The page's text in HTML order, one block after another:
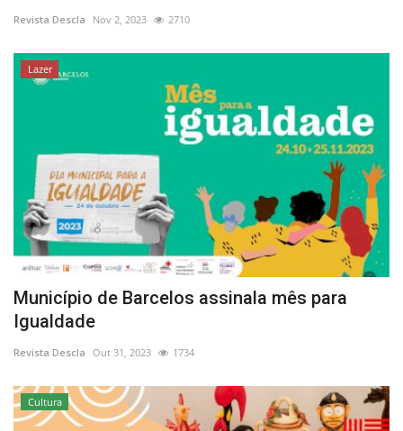
Revista Descla Nov 2, 2023 2710
Lazer
Município de Barcelos assinala mês para
Igualdade
Revista Descla Out 31, 2023 1734
Cultura